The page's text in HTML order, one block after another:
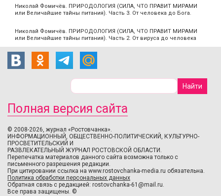
Николай Фомичёв. ПРИРОДОЛОГИЯ (СИЛА, ЧТО ПРАВИТ МИРАМИ
или Величайшие тайны питания). Часть 3. От человека до Бога.
Николай Фомичёв. ПРИРОДОЛОГИЯ (СИЛА, ЧТО ПРАВИТ МИРАМИ
или Величайшие тайны питания). Часть 2. От вируса до человека
Полная версия сайта
© 2008-2026, журнал «Ростовчанка».
ИНФОРМАЦИОННЫЙ, ОБЩЕСТВЕННО-ПОЛИТИЧЕСКИЙ, КУЛЬТУРНО-
ПРОСВЕТИТЕЛЬСКИЙ И
РАЗВЛЕКАТЕЛЬНЫЙ ЖУРНАЛ РОСТОВСКОЙ ОБЛАСТИ.
Перепечатка материалов данного сайта возможна только с
письменного разрешения редакции.
При цитировании ссылка на www.rostovchanka-media.ru обязательна.
Политика обработки персональных данных
Обратная связь с редакцией: rostovchanka-61@mail.ru
Все права защищены. ©